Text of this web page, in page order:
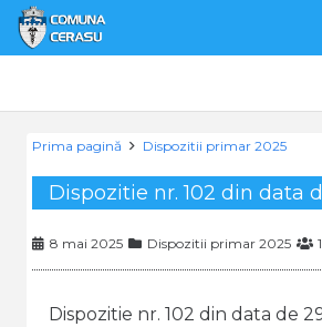
Prima pagină Dispozitii primar 2025
Dispozitie nr. 102 din data
8 mai 2025 Dispozitii primar 2025
Dispozitie nr. 102 din data de